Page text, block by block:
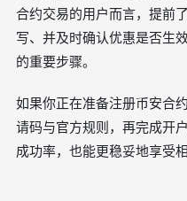
合约交易的用户而言，提前
写、并及时确认优惠是否生
的重要步骤。
如果你正在准备注册币安合
请码与官方规则，再完成开
成功率，也能更稳妥地享受